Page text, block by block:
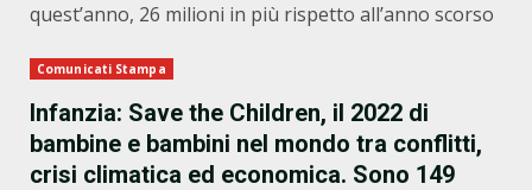
quest’anno, 26 milioni in più rispetto all’anno scorso
Comunicati Stampa
Infanzia: Save the Children, il 2022 di
bambine e bambini nel mondo tra conflitti,
crisi climatica ed economica. Sono 149